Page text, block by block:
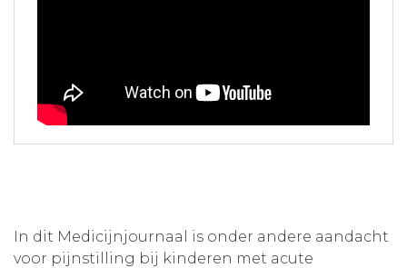
In dit Medicijnjournaal is onder andere aandacht
voor pijnstilling bij kinderen met acute